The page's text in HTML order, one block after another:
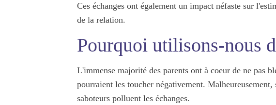
Ces échanges ont également un impact néfaste sur
de la relation.
Pourquoi utilisons-nous
L'immense majorité des parents ont à coeur de ne pas
pourraient les toucher négativement.
saboteurs polluent les échanges.